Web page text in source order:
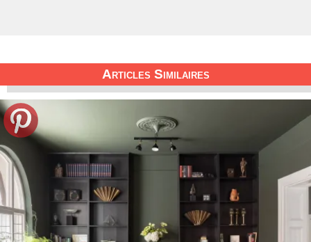
Articles Similaires